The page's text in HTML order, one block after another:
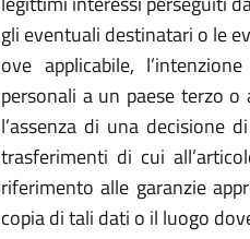
gli eventuali destinatari o le
ove applicabile,
personali a un paese terzo o
l’assenza di una decisione
trasferimenti di cui
riferimento alle garanzie
copia di tali dati o il luogo